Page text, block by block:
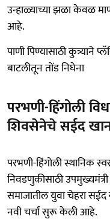
उन्हाळ्याच्या झळा केवळ
आहे.
पाणी पिण्यासाठी कुत्र्याने
बाटलीतून तोंड निघेना
परभणी-हिंगोली
शिवसेनेचे सईद खान
परभणी-हिंगोली स्थानिक
निवडणुकीसाठी
समाजातील युवा चेहरा सईद
नवी चर्चा सुरू केली आहे.